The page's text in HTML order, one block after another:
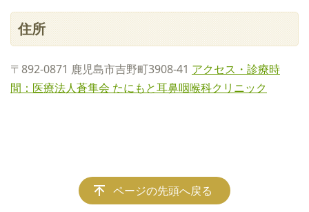
住所
〒892-0871 鹿児島市吉野町3908-41 アクセス・診療時
間：医療法人蒼隼会 たにもと耳鼻咽喉科クリニック
ページの先頭へ戻る